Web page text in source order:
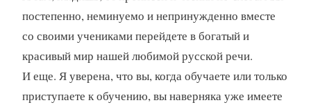
постепенно, неминуемо и непринужденно вместе
со своими учениками перейдете в богатый и
красивый мир нашей любимой русской речи.
И еще. Я уверена, что вы, когда обучаете или только
приступаете к обучению, вы наверняка уже имеете